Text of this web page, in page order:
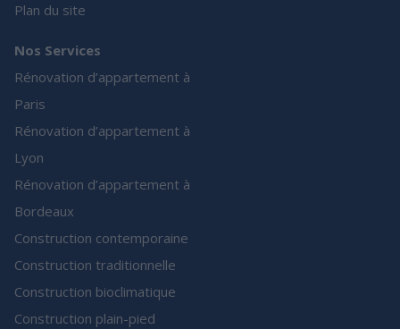
Plan du site
Nos Services
Rénovation d’appartement à
Paris
Rénovation d’appartement à
Lyon
Rénovation d’appartement à
Bordeaux
Construction contemporaine
Construction traditionnelle
Construction bioclimatique
Construction plain-pied